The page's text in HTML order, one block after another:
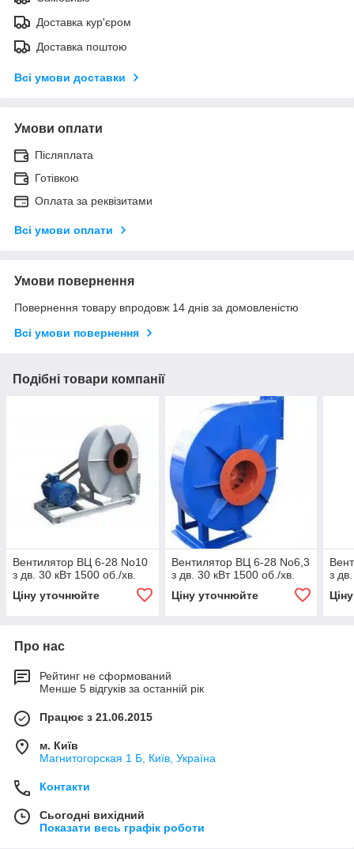
Доставка кур'єром
Доставка поштою
Всі умови доставки
Умови оплати
Післяплата
Готівкою
Оплата за реквізитами
Всі умови оплати
Умови повернення
Повернення товару впродовж 14 днів за домовленістю
Всі умови повернення
Подібні товари компанії
Вентилятор ВЦ 6-28 No10
з дв. 30 кВт 1500 об./хв.
Ціну уточнюйте
Вентилятор ВЦ 6-28 No6,3
з дв. 30 кВт 1500 об./хв.
Ціну уточнюйте
з
Про нас
Рейтинг не сформований
Менше 5 відгуків за останній рік
Працює з 21.06.2015
м. Київ
Магнитогорская 1 Б, Київ, Україна
Контакти
Сьогодні вихідний
Показати весь графік роботи